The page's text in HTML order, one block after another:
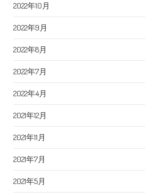
2022年10月
2022年9月
2022年8月
2022年7月
2022年4月
2021年12月
2021年11月
2021年7月
2021年5月